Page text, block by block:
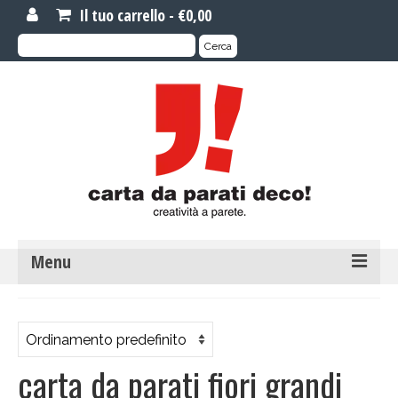
Il tuo carrello - €0,00
Cerca: Cerca
Menu
Carta da parati novità
Carta da parati su misura
carta da parati fiori grandi